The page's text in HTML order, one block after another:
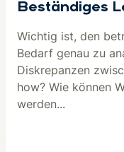
Beständiges
Wichtig ist, den
Bedarf genau zu
Diskrepanzen
how? Wie können
werden...